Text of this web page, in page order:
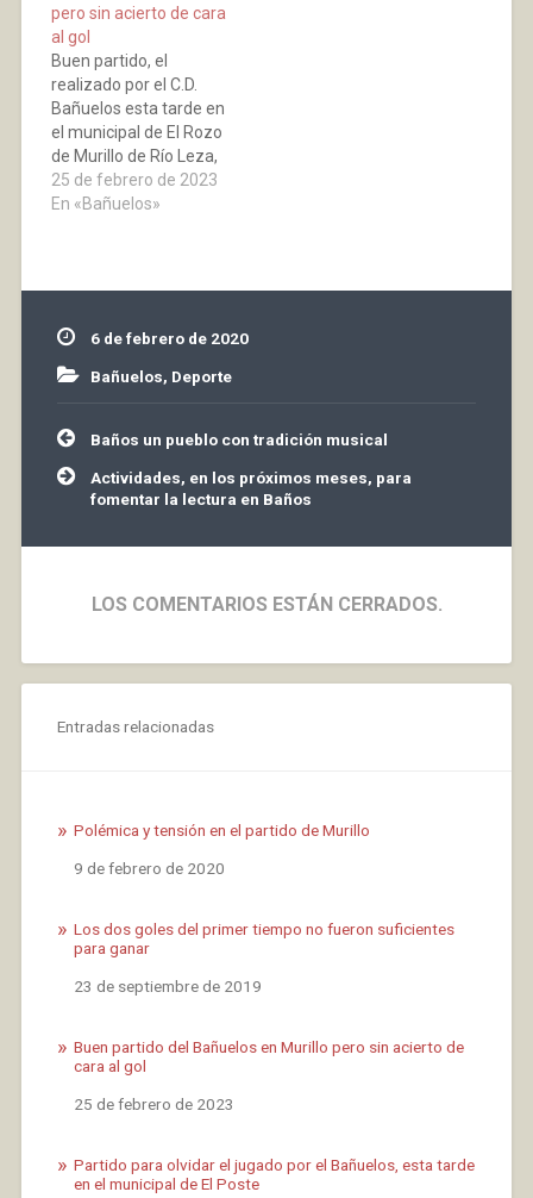
Bañuelos,…
pero sin acierto de cara
al gol
Buen partido, el
realizado por el C.D.
Bañuelos esta tarde en
el municipal de El Rozo
de Murillo de Río Leza,
en el que mereció
mucho más que el
llegadas al área local.…
25 de febrero de 2023
En «Bañuelos»
6 de febrero de 2020
Bañuelos, Deporte
Navegación
de
entradas
Baños un pueblo con tradición musical
Actividades, en los próximos meses, para
fomentar la lectura en Baños
LOS COMENTARIOS ESTÁN CERRADOS.
Entradas relacionadas
Polémica y tensión en el partido de Murillo
Fecha
9 de febrero de 2020
Los dos goles del primer tiempo no fueron suficientes
para ganar
Fecha
23 de septiembre de 2019
Buen partido del Bañuelos en Murillo pero sin acierto de
cara al gol
Fecha
25 de febrero de 2023
Partido para olvidar el jugado por el Bañuelos, esta tarde
en el municipal de El Poste